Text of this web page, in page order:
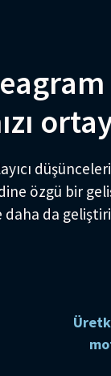
özgü bir
daha da